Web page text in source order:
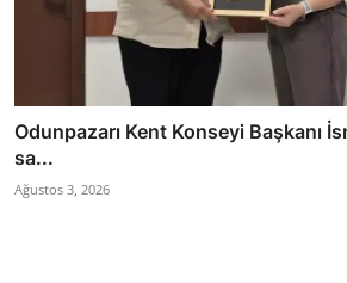
Odunpazarı Kent Konseyi Başkanı
sa...
Ağustos 3, 2026